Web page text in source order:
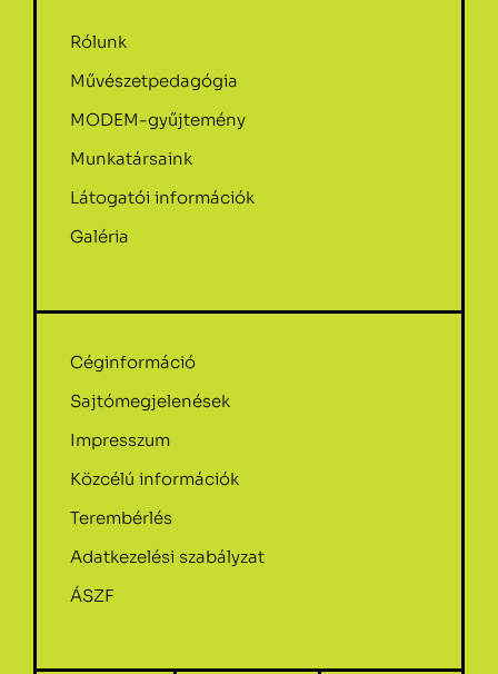
Rólunk
Művészetpedagógia
MODEM-gyűjtemény
Munkatársaink
Látogatói információk
Galéria
Céginformáció
Sajtómegjelenések
Impresszum
Közcélú információk
Terembérlés
Adatkezelési szabályzat
ÁSZF